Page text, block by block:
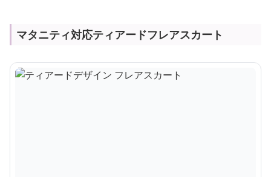
マタニティ対応ティアードフレアスカート